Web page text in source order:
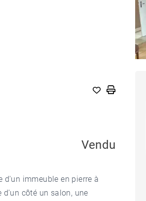
Vendu
d'un immeuble en pierre à
côté un salon, une